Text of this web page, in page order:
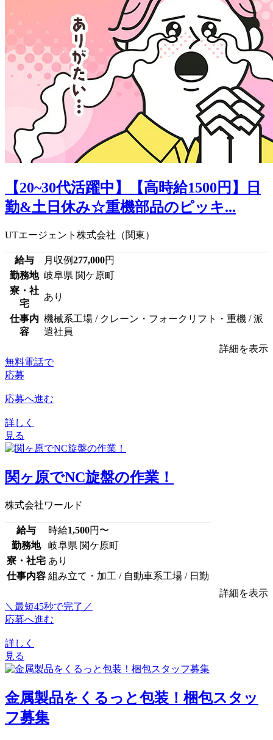
【20~30代活躍中】【高時給1500円】日
勤&土日休み☆重機部品のピッキ...
UTエージェント株式会社（関東）
給与 月収例277,000円
勤務地 岐阜県 関ケ原町
寮・社
宅
あり
仕事内
容
機械系工場 / クレーン・フォークリフト・重機 / 派
遣社員
詳細を表示
無料電話で
応募
応募へ進む
詳しく
見る
関ヶ原でNC旋盤の作業！
株式会社ワールド
給与 時給1,500円〜
勤務地
岐阜県 関ケ原町
寮・社宅 あり
仕事内容 組み立て・加工 / 自動車系工場 / 日勤
詳細を表示
＼最短45秒で完了／
応募へ進む
詳しく
見る
金属製品をくるっと包装！梱包スタッ
フ募集